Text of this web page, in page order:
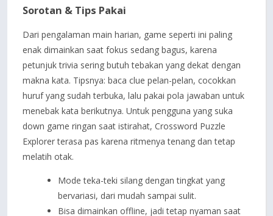
Sorotan & Tips Pakai
Dari pengalaman main harian, game seperti ini paling
enak dimainkan saat fokus sedang bagus, karena
petunjuk trivia sering butuh tebakan yang dekat dengan
makna kata. Tipsnya: baca clue pelan-pelan, cocokkan
huruf yang sudah terbuka, lalu pakai pola jawaban untuk
menebak kata berikutnya. Untuk pengguna yang suka
down game ringan saat istirahat, Crossword Puzzle
Explorer terasa pas karena ritmenya tenang dan tetap
melatih otak.
Mode teka-teki silang dengan tingkat yang
bervariasi, dari mudah sampai sulit.
Bisa dimainkan offline, jadi tetap nyaman saat